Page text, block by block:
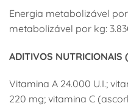
Energia metabolizável por
metabolizável por kg:
ADITIVOS NUTRICIONAIS
Vitamina A 24.000 U.I.;
220 mg; vitamina C